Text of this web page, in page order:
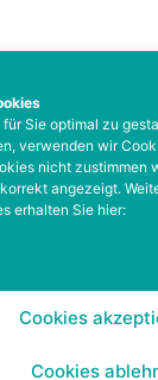
für Sie optimal zu
verwenden wir
nicht zustimmen
angezeigt.
erhalten Sie hier:
Cookies
Cookies